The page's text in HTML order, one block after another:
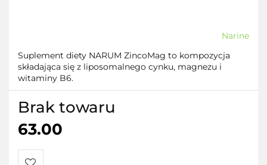
Narine
Suplement diety NARUM ZincoMag to kompozycja
składająca się z liposomalnego cynku, magnezu i
witaminy B6.
Brak towaru
63.00